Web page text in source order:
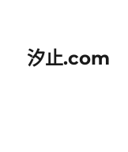
汐止.com